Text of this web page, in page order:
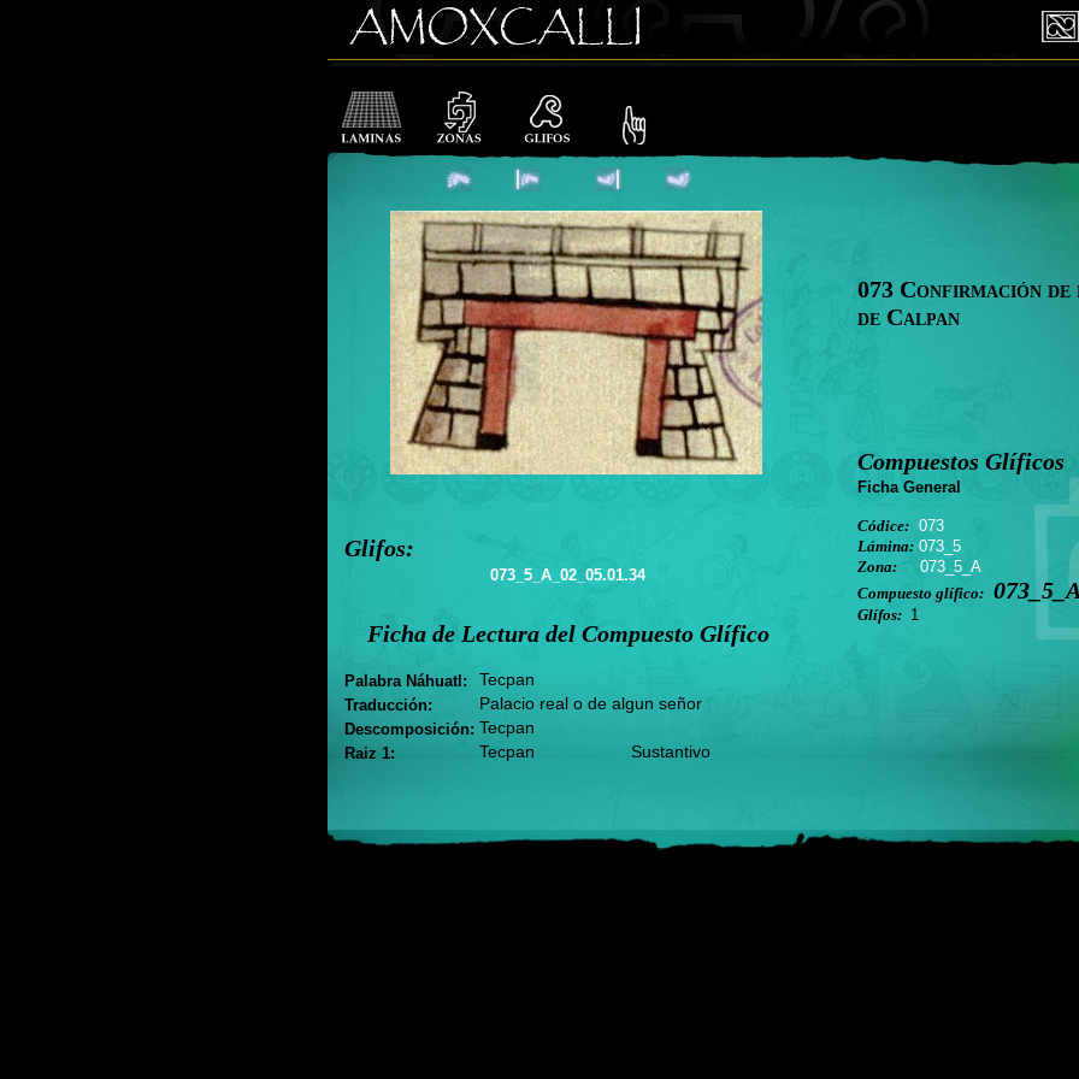
Glifos:
073_5_A_02_05.01.34
Ficha de Lectura del Compuesto Glífico
Palabra Náhuatl: Tecpan
Traducción: Palacio real o de algun señor
Descomposición: Tecpan
Raiz 1: Tecpan Sustantivo
073 Confirmación
de Calpan
Compuestos Glíficos
Ficha General
Códice: 073
Lámina: 073_5
Zona:
073_5_A
Compuesto glífico:
Glífos: 1